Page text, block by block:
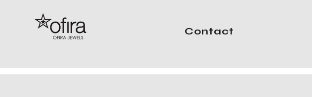
Contact